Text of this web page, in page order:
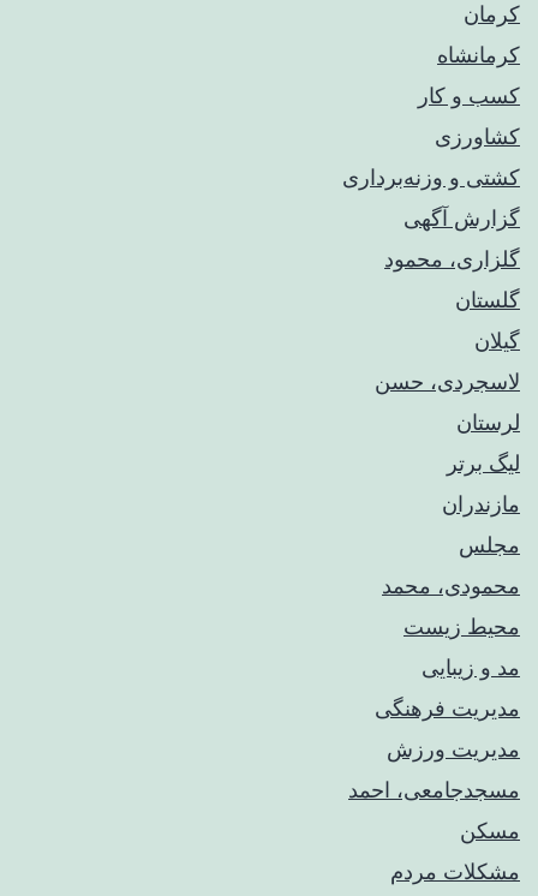
کرمان
کرمانشاه
کسب و کار
کشاورزی
کشتی و وزنه‌برداری
گزارش آگهی
گلزاری، محمود
گلستان
گیلان
لاسجردی، حسن
لرستان
لیگ برتر
مازندران
مجلس
محمودی، محمد
محیط زیست
مد و زیبایی
مدیریت فرهنگی
مدیریت ورزش
مسجدجامعی، احمد
مسکن
مشکلات مردم